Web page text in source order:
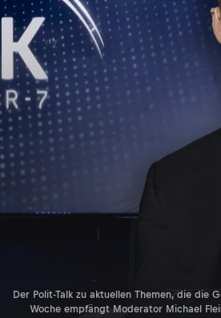
Der Polit-Talk zu aktuellen Themen, die die
Woche empfängt Moderator Michael